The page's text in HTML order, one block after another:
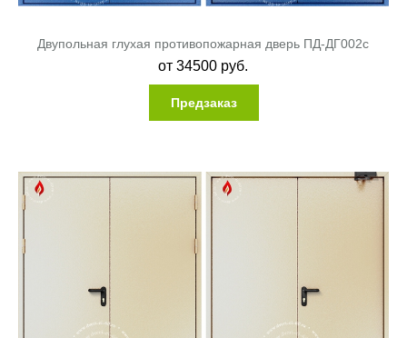
Двупольная глухая противопожарная дверь ПД-ДГ002c
от34500 руб.
Предзаказ